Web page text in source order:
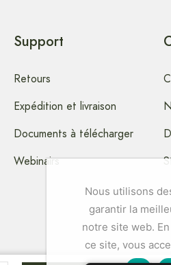
Support
Retours
Expédition et livraison
Documents à télécharger
Webinairs
Nous utilisons
garantir la
notre site web.
ce site, vous